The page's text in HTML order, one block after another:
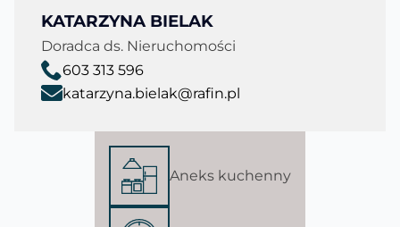
KATARZYNA BIELAK
Doradca ds. Nieruchomości
603 313 596
katarzyna.bielak@rafin.pl
Aneks kuchenny